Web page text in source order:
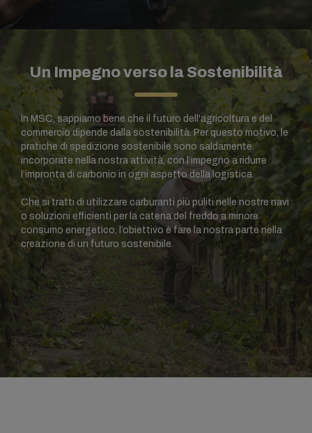
Un Impegno verso la Sostenibilità
In MSC, sappiamo bene che il futuro dell'agricoltura e del
commercio dipende dalla sostenibilità. Per questo motivo, le
pratiche di spedizione sostenibile sono saldamente
incorporate nella nostra attività, con l’impegno a ridurre
l’impronta di carbonio in ogni aspetto della logistica.
Che si tratti di utilizzare carburanti più puliti nelle nostre navi
o soluzioni efficienti per la catena del freddo a minore
consumo energetico, l’obiettivo è fare la nostra parte nella
creazione di un futuro sostenibile.